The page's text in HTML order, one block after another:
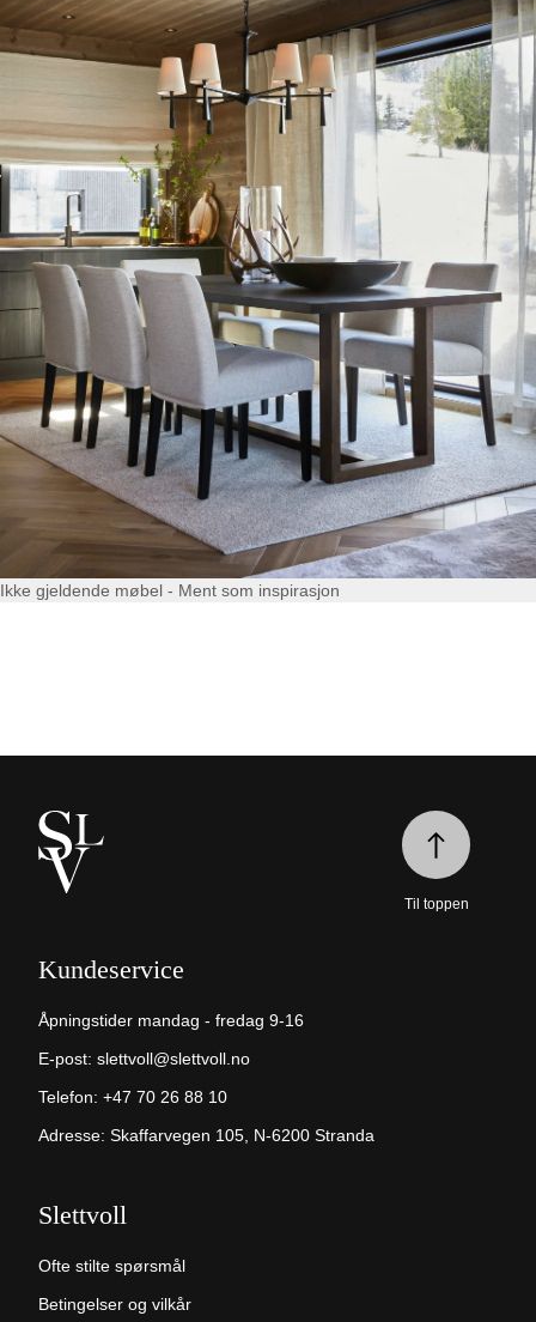
Ikke gjeldende møbel - Ment som inspirasjon
Kundeservice
Åpningstider mandag - fredag 9-16
E-post: slettvoll@slettvoll.no
Telefon: +47 70 26 88 10
Adresse: Skaffarvegen 105, N-6200 Stranda
Slettvoll
Ofte stilte spørsmål
Betingelser og vilkår
Til toppen